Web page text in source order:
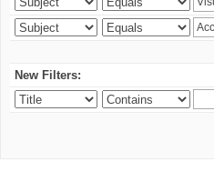
New Filters: